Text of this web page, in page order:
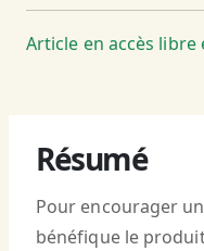
Article en accès
Résumé
Pour encourager
bénéfique le